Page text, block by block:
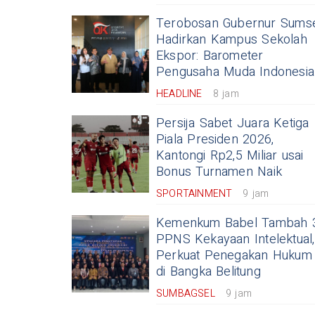
Terobosan Gubernur
Hadirkan Kampus Sekolah
Ekspor: Barometer
Pengusaha Muda Indonesia
HEADLINE 8 jam
Persija Sabet Juara Ketiga
Piala Presiden 2026,
Kantongi Rp2,5 Miliar usai
Bonus Turnamen Naik
SPORTAINMENT 9 jam
Kemenkum Babel Tambah
PPNS Kekayaan Intelektual,
Perkuat Penegakan Hukum
di Bangka Belitung
SUMBAGSEL 9 jam